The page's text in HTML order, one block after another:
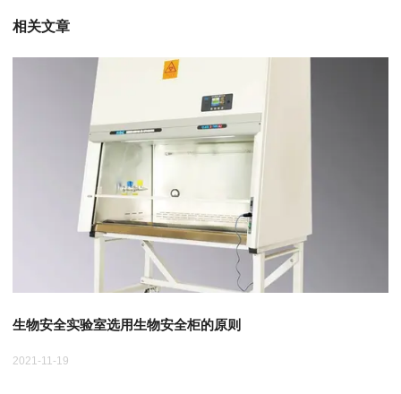
相关文章
生物安全实验室选用生物安全柜的原则
2021-11-19